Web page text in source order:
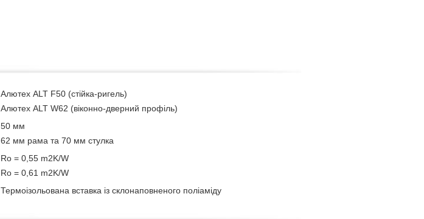
Алютех ALT F50 (стійка-ригель)
Алютех ALT W62 (віконно-дверний профіль)
50 мм
62 мм рама та 70 мм стулка
Ro = 0,55 m2K/W
Ro = 0,61 m2K/W
Термоізольована вставка із склонаповненого поліаміду